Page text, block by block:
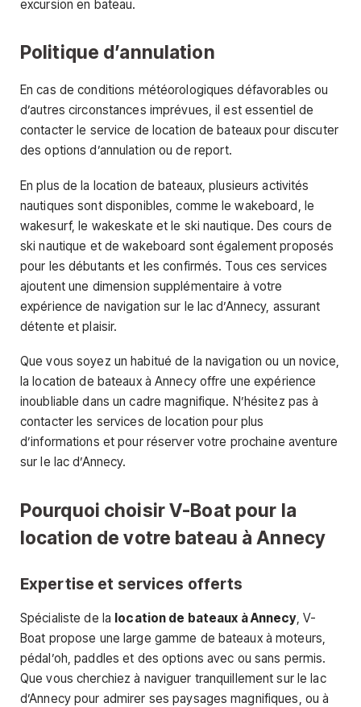
excursion en bateau.
Politique d’annulation
En cas de conditions météorologiques défavorables ou
d’autres circonstances imprévues, il est essentiel de
contacter le service de location de bateaux pour discuter
des options d’annulation ou de report.
En plus de la location de bateaux, plusieurs activités
nautiques sont disponibles, comme le wakeboard, le
wakesurf, le wakeskate et le ski nautique. Des cours de
ski nautique et de wakeboard sont également proposés
pour les débutants et les confirmés. Tous ces services
ajoutent une dimension supplémentaire à votre
expérience de navigation sur le lac d’Annecy, assurant
détente et plaisir.
Que vous soyez un habitué de la navigation ou un novice,
la location de bateaux à Annecy offre une expérience
inoubliable dans un cadre magnifique. N’hésitez pas à
contacter les services de location pour plus
d’informations et pour réserver votre prochaine aventure
sur le lac d’Annecy.
Pourquoi choisir V-Boat pour la
location de votre bateau à Annecy
Expertise et services offerts
Spécialiste de la location de bateaux à Annecy, V-
Boat propose une large gamme de bateaux à moteurs,
pédal’oh, paddles et des options avec ou sans permis.
Que vous cherchiez à naviguer tranquillement sur le lac
d’Annecy pour admirer ses paysages magnifiques, ou à